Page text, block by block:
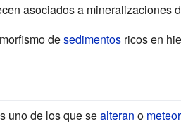
asociados a mineralizaciones
desedimentosricos en
uno de los que sealteran o